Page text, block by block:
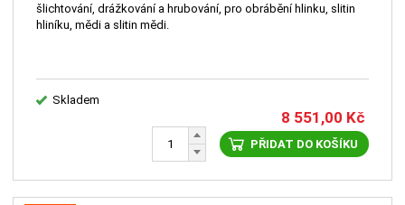
šlichtování, drážkování a hrubování, pro obrábění hlinku, slitin
hliníku, mědi a slitin mědi.
Skladem
8 551,00 Kč
PŘIDAT DO KOŠÍKU